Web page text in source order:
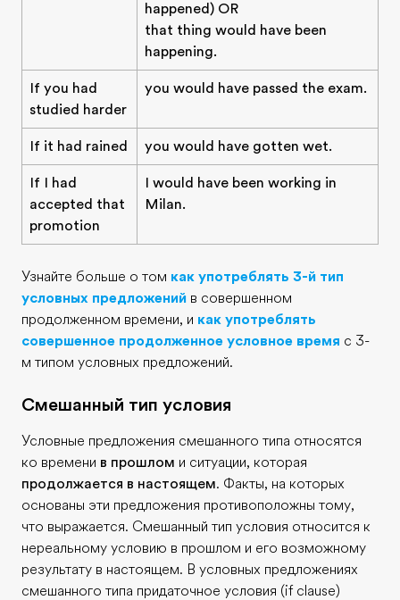
happened) OR
that thing would have been
happening.
If you had
studied harder
you would have passed the exam.
If it had rained you would have gotten wet.
If I had
accepted that
promotion
I would have been working in
Milan.
Узнайте больше о том как употреблять 3-й тип
условных предложений в совершенном
продолженном времени, и как употреблять
совершенное продолженное условное время с 3-
м типом условных предложений.
Смешанный тип условия
Условные предложения смешанного типа относятся
ко времени в прошлом и ситуации, которая
продолжается в настоящем. Факты, на которых
основаны эти предложения противоположны тому,
что выражается. Смешанный тип условия относится к
нереальному условию в прошлом и его возможному
результату в настоящем. В условных предложениях
смешанного типа придаточное условия (if clause)